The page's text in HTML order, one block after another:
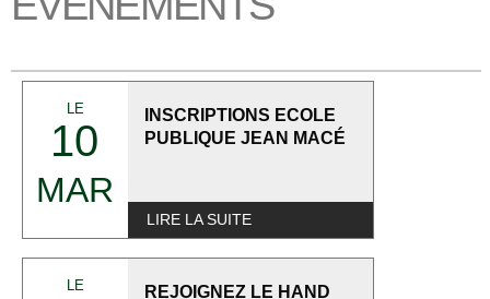
LE
10
MAR
INSCRIPTIONS ECOLE
PUBLIQUE JEAN MACÉ
LIRE LA SUITE
LE
REJOIGNEZ LE HAND